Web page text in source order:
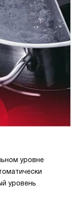
уровне
уровень